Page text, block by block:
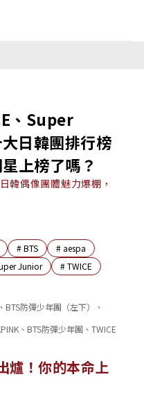
、Super
日韓團排行榜
上榜了嗎？
偶像團體魅力爆棚，
#BTS # aespa
Junior #TWICE
BTS防彈少年團（左下）、
、BTS防彈少年團、TWICE
爐！你的本命上